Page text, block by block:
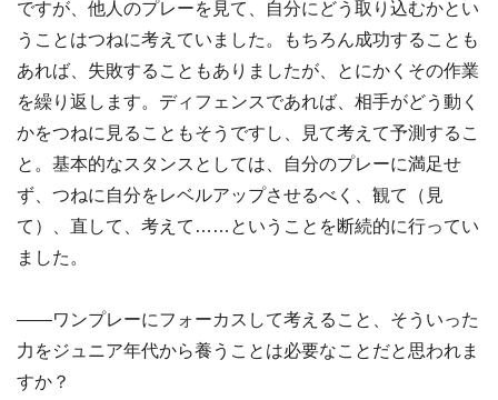
ですが、他人のプレーを見て、自分にどう取り込むかとい
うことはつねに考えていました。もちろん成功することも
あれば、失敗することもありましたが、とにかくその作業
を繰り返します。ディフェンスであれば、相手がどう動く
かをつねに見ることもそうですし、見て考えて予測するこ
と。基本的なスタンスとしては、自分のプレーに満足せ
ず、つねに自分をレベルアップさせるべく、観て（見
て）、直して、考えて……ということを断続的に行ってい
ました。
――ワンプレーにフォーカスして考えること、そういった
力をジュニア年代から養うことは必要なことだと思われま
すか？